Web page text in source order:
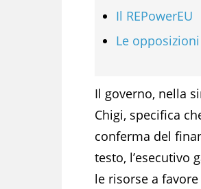
Il REPowerEU
Le
Il governo, nella
Chigi, specifica
conferma del
testo, l’esecutivo
le risorse a